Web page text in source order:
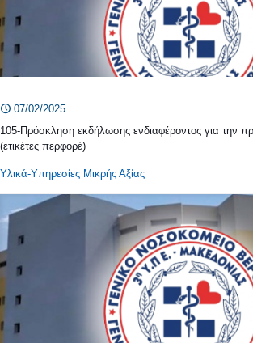
07/02/2025
105-Πρόσκληση εκδήλωσης ενδιαφέροντος για την
(ετικέτες περφορέ)
Υλικά-Υπηρεσίες Μικρής Αξίας